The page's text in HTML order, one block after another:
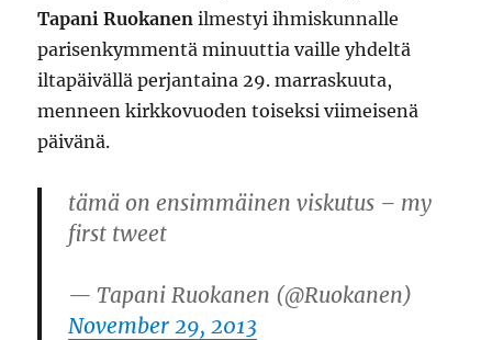
Tapani Ruokanen ilmestyi ihmiskunnalle
parisenkymmentä minuuttia vaille yhdeltä
iltapäivällä perjantaina 29. marraskuuta,
menneen kirkkovuoden toiseksi viimeisenä
päivänä.
tämä on ensimmäinen viskutus – my
first tweet
— Tapani Ruokanen (@Ruokanen)
November 29, 2013